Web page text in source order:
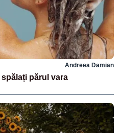
Andreea Damian
părul vara